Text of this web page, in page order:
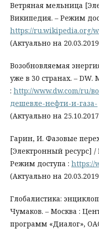
Ветряная мельница
Википедия. – Режим
https://ru.wikipedia.org/
(Актуально на
Возобновляемая
уже в 30 странах. –
: http://www.dw.com/ru/
дешевле-нефти-и-газа-
(Актуально на
Гарин, И. Фазовые
[Электронный ресурс] /
Режим доступа : https://
(Актуально на
Глобалистика:
Чумаков. – Москва :
программ «Диалог»,